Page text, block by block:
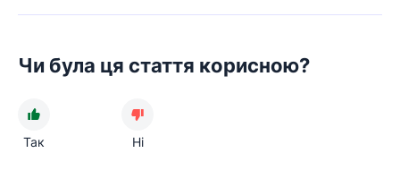
Чи була ця стаття корисною?
Так Ні